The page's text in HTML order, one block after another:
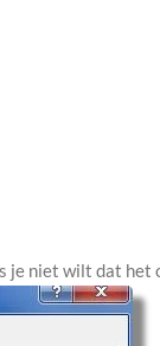
niet wilt dat het